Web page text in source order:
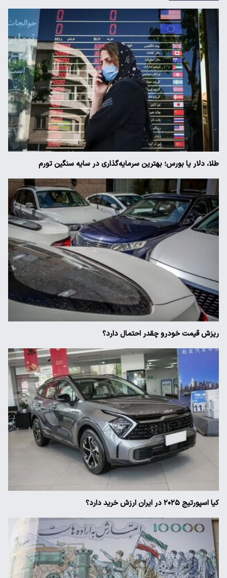
طلا، دلار یا بورس؛ بهترین سرمایه‌گذاری در سایه سنگین تورم
ریزش قیمت خودرو چقدر احتمال دارد؟
کیا اسپورتیج ۲۰۲۵ در ایران ارزش خرید دارد؟